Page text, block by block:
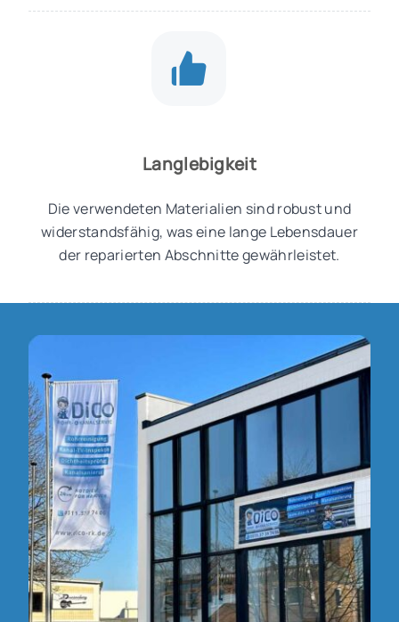
Langlebigkeit
Die verwendeten Materialien sind robust und
widerstandsfähig, was eine lange Lebensdauer
der reparierten Abschnitte gewährleistet.